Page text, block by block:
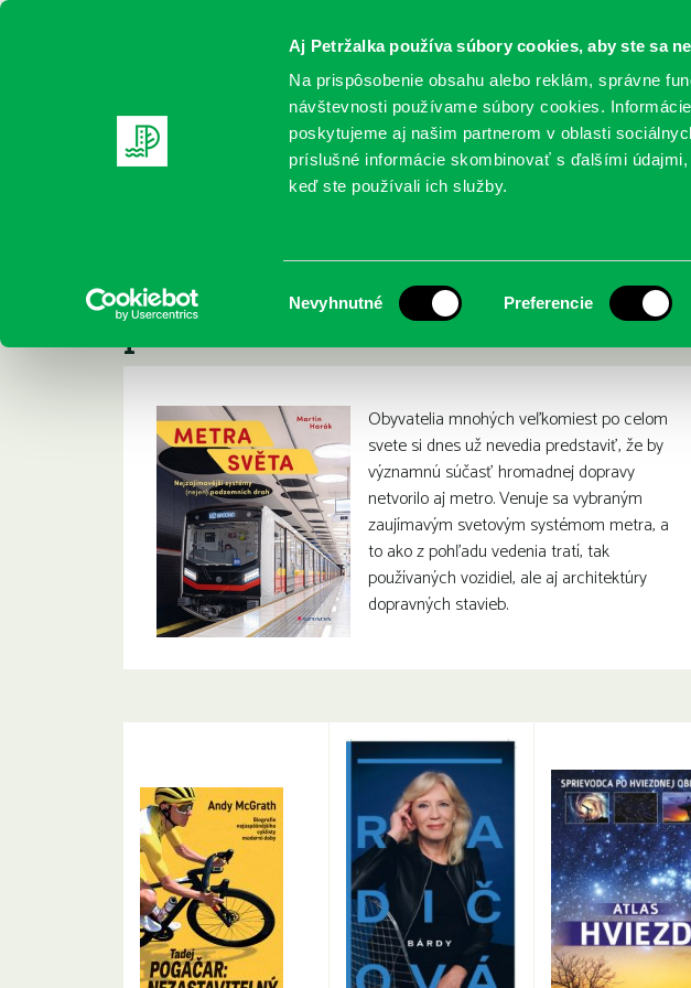
Aj Petržalka používa súbory cookies, aby ste sa
Na prispôsobenie obsahu alebo reklám, správne
návštevnosti používame súbory cookies.
poskytujeme aj našim partnerom v oblasti
príslušné informácie skombinovať s ďalšími
keď ste používali ich služby.
súhlasu
Nevyhnutné Preferencie
REGISTRUJTE SA ONLINE KATALÓGY SLUŽBY
Harák, Martin: Metra světa :
podzemních drah
Obyvatelia mnohých veľkomiest po celom
svete si dnes už nevedia predstaviť, že by
významnú súčasť hromadnej dopravy
netvorilo aj metro. Venuje sa vybraným
zaujímavým svetovým systémom metra, a
to ako z pohľadu vedenia tratí, tak
používaných vozidiel, ale aj architektúry
dopravných stavieb.